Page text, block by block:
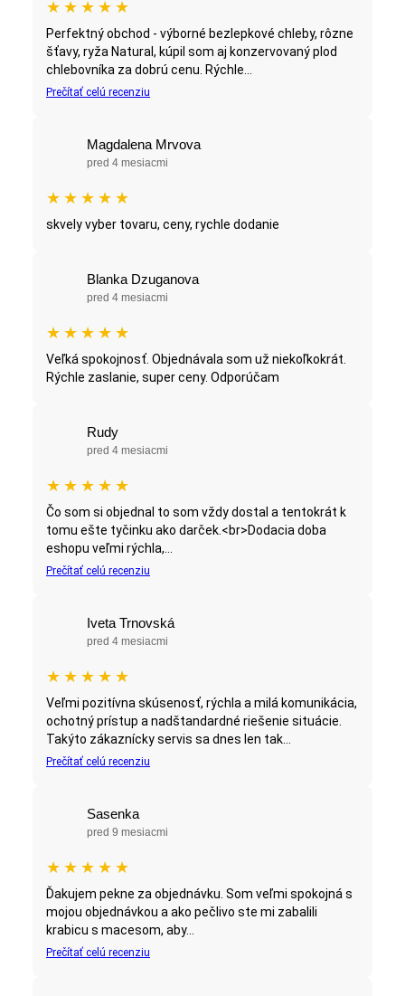
★ ★ ★ ★ ★
Perfektný obchod - výborné bezlepkové chleby, rôzne
šťavy, ryža Natural, kúpil som aj konzervovaný plod
chlebovníka za dobrú cenu. Rýchle...
Prečítať celú recenziu
Magdalena Mrvova
pred 4 mesiacmi
★ ★ ★ ★ ★
skvely vyber tovaru, ceny, rychle dodanie
Blanka Dzuganova
pred 4 mesiacmi
★ ★ ★ ★ ★
Veľká spokojnosť. Objednávala som už niekoľkokrát.
Rýchle zaslanie, super ceny. Odporúčam
Rudy
pred 4 mesiacmi
★ ★ ★ ★ ★
Čo som si objednal to som vždy dostal a tentokrát k
tomu ešte tyčinku ako darček.<br>Dodacia doba
eshopu veľmi rýchla,...
Prečítať celú recenziu
Iveta Trnovská
pred 4 mesiacmi
★ ★ ★ ★ ★
Veľmi pozitívna skúsenosť, rýchla a milá komunikácia,
ochotný prístup a nadštandardné riešenie situácie.
Takýto zákaznícky servis sa dnes len tak...
Prečítať celú recenziu
Sasenka
pred 9 mesiacmi
★ ★ ★ ★ ★
Ďakujem pekne za objednávku. Som veľmi spokojná s
mojou objednávkou a ako pečlivo ste mi zabalili
krabicu s macesom, aby...
Prečítať celú recenziu